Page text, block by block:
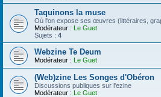
Taquinons la muse
Où l'on expose ses œuvres (littéraires,
Modérateur : Le Guet
Sujets : 4
Webzine Te Deum
Modérateur : Le Guet
(Web)zine Les Songes d'Obéron
Discussions publiques sur l'ezine
Modérateur : Le Guet